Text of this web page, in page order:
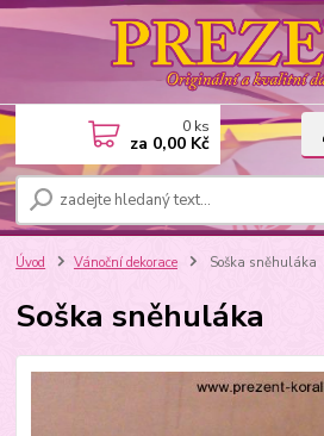
0 ks
za 0,00 Kč
Úvod Vánoční dekorace Soška sněhuláka
Soška sněhuláka